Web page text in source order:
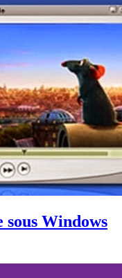
Windows